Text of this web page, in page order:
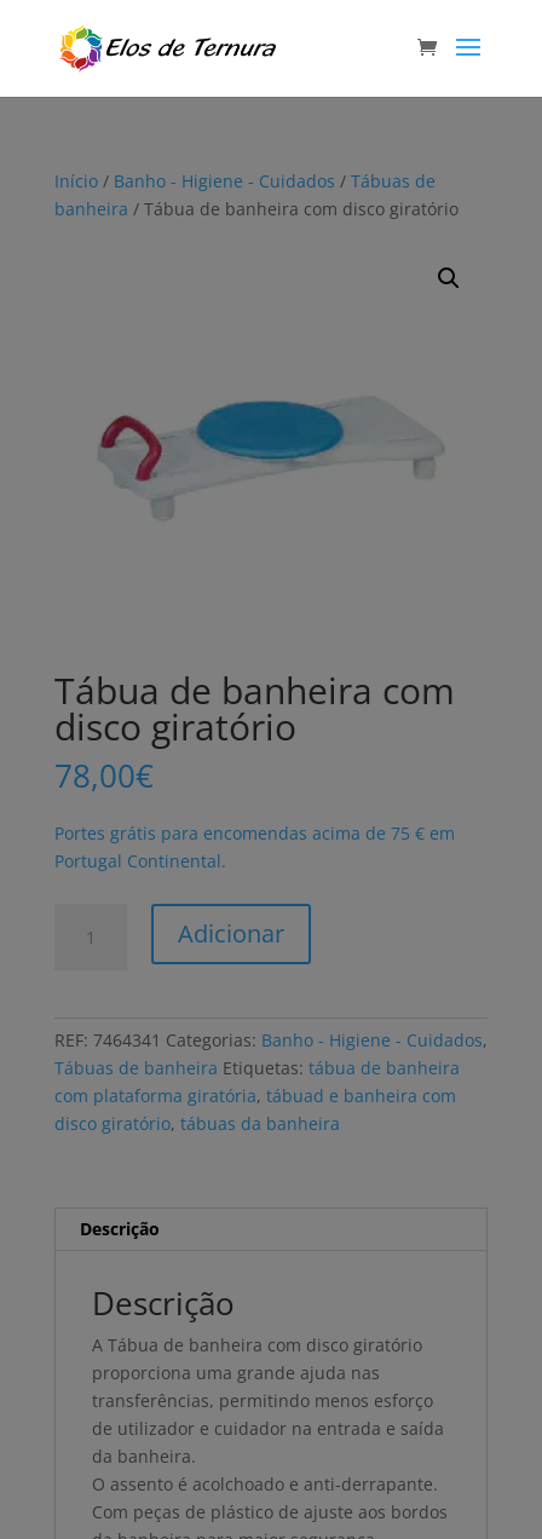
Início/ Banho - Higiene - Cuidados / Tábuas de
banheira / Tábua de banheira com disco giratório
Tábua de banheira com
disco giratório
78,00€
Portes grátis para encomendas acima de 75 € em
Portugal Continental.
com
giratório
Adicionar
REF: 7464341 Categorias: Banho - Higiene - Cuidados,
Tábuas de banheira Etiquetas: tábua de banheira
com plataforma giratória, tábuad e banheira com
disco giratório, tábuas da banheira
Descrição
Descrição
A Tábua de banheira com disco giratório
proporciona uma grande ajuda nas
transferências, permitindo menos esforço
de utilizador e cuidador na entrada e saída
da banheira.
O assento é acolchoado e anti-derrapante.
Com peças de plástico de ajuste aos bordos